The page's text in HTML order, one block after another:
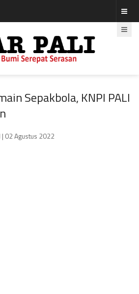
Sepakbola, KNPI PALI
| 02 Agustus 2022